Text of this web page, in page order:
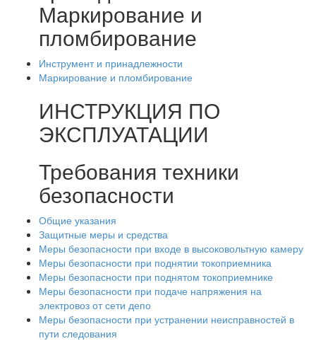
Маркирование и
пломбирование
Инструмент и принадлежности
Маркирование и пломбирование
ИНСТРУКЦИЯ ПО
ЭКСПЛУАТАЦИИ
Требования техники
безопасности
Общие указания
Защитные меры и средства
Меры безопасности при входе в высоковольтную камеру
Меры безопасности при поднятии токоприемника
Меры безопасности при поднятом токоприемнике
Меры безопасности при подаче напряжения на
электровоз от сети депо
Меры безопасности при устранении неисправностей в
пути следования